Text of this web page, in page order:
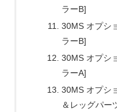
ラーB]
30MS オプシ
ラーB]
30MS オプシ
ラーA]
30MS オプシ
＆レッグパー